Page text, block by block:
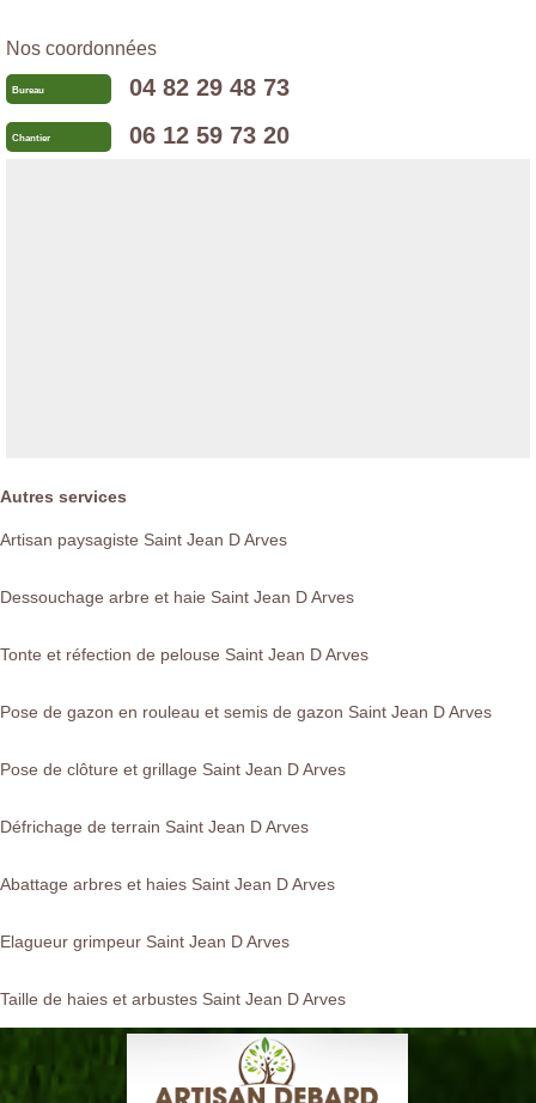
Nos coordonnées
Bureau 04 82 29 48 73
Chantier 06 12 59 73 20
Autres services
Artisan paysagiste Saint Jean D Arves
Dessouchage arbre et haie Saint Jean D Arves
Tonte et réfection de pelouse Saint Jean D Arves
Pose de gazon en rouleau et semis de gazon Saint Jean D Arves
Pose de clôture et grillage Saint Jean D Arves
Défrichage de terrain Saint Jean D Arves
Abattage arbres et haies Saint Jean D Arves
Elagueur grimpeur Saint Jean D Arves
Taille de haies et arbustes Saint Jean D Arves